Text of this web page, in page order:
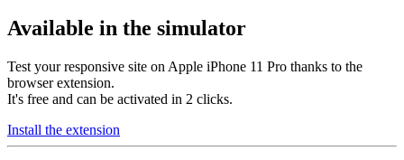
Available in the simulator
Test your responsive site on Apple iPhone 11 Pro thanks to the
browser extension.
It's free and can be activated in 2 clicks.
Install the extension